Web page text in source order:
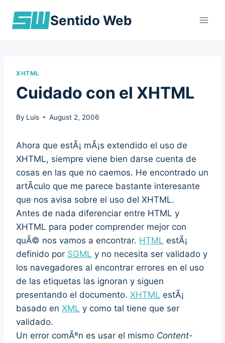
Sentido Web
XHTML
Cuidado con el XHTML
By Luis August 2, 2006
Ahora que estÃ¡ mÃ¡s extendido el uso de
XHTML, siempre viene bien darse cuenta de
cosas en las que no caemos. He encontrado un
artÃ­culo que me parece bastante interesante
que nos avisa sobre el uso del XHTML.
Antes de nada diferenciar entre HTML y
XHTML para poder comprender mejor con
quÃ© nos vamos a encontrar. HTML estÃ¡
definido por SGML y no necesita ser validado y
los navegadores al encontrar errores en el uso
de las etiquetas las ignoran y siguen
presentando el documento. XHTML estÃ¡
basado en XML y como tal tiene que ser
validado.
Un error comÃºn es usar el mismo Content-